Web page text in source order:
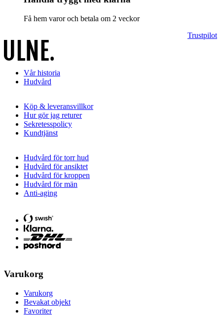
Få hem varor och betala om 2 veckor
Trustpilot
Vår historia
Hudvård
Köp & leveransvillkor
Hur gör jag returer
Sekretesspolicy
Kundtjänst
Hudvård för torr hud
Hudvård för ansiktet
Hudvård för kroppen
Hudvård för män
Anti-aging
Varukorg
Varukorg
Bevakat objekt
Favoriter